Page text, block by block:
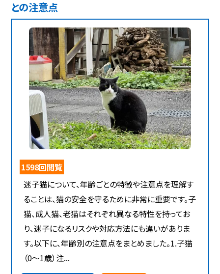
との注意点
1598回閲覧
迷子猫について、年齢ごとの特徴や注意点を理解す
ることは、猫の安全を守るために非常に重要です。子
猫、成人猫、老猫はそれぞれ異なる特性を持ってお
り、迷子になるリスクや対応方法にも違いがありま
す。以下に、年齢別の注意点をまとめました。1.子猫
（0～1歳）注...